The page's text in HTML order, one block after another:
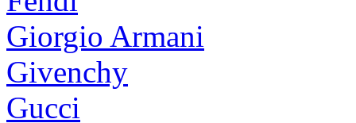
Giorgio Armani
Givenchy
Gucci